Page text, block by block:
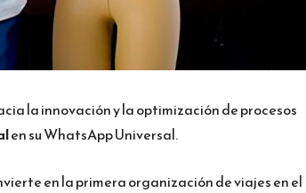
la innovación y la optimización de procesos
en su WhatsApp Universal.
en la primera organización de viajes en el